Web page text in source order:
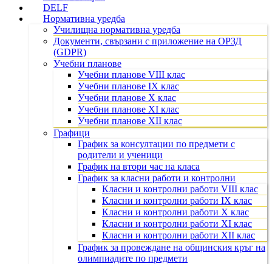
DELF
Нормативна уредба
Училищна нормативна уредба
Документи, свързани с приложение на ОРЗД
(GDPR)
Учебни планове
Учебни планове VIII клас
Учебни планове IX клас
Учебни планове X клас
Учебни планове XI клас
Учебни планове XII клас
Графици
График за консултации по предмети с
родители и ученици
График на втори час на класа
График за класни работи и контролни
Класни и контролни работи VIII клас
Класни и контролни работи IX клас
Класни и контролни работи X клас
Класни и контролни работи XI клас
Класни и контролни работи XII клас
График за провеждане на общинския кръг на
олимпиадите по предмети